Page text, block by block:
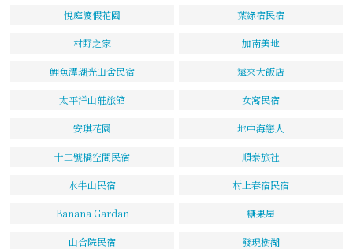
悅庭渡假花園 葉綠宿民宿
村野之家 加南美地
鯉魚潭瑚光山舍民宿 遠來大飯店
太平洋山莊旅館 女窩民宿
安琪花園 地中海戀人
十二號橋空間民宿 順泰旅社
水牛山民宿 村上春宿民宿
Banana Gardan 糖果屋
山合院民宿 發現樹湖